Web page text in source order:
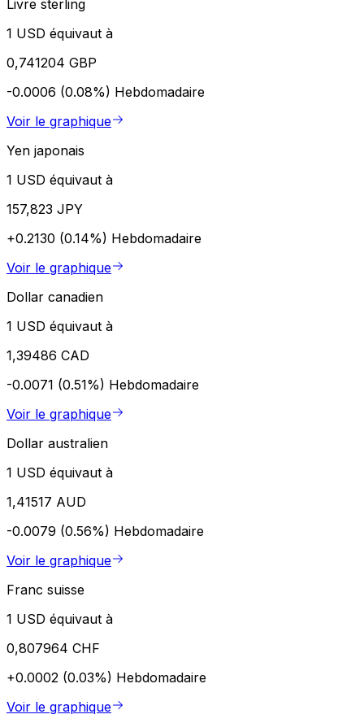
Livre sterling
1 USD équivaut à
0,741204 GBP
-0.0006 (0.08%) Hebdomadaire
Voir le graphique
Yen japonais
1 USD équivaut à
157,823 JPY
+0.2130 (0.14%) Hebdomadaire
Voir le graphique
Dollar canadien
1 USD équivaut à
1,39486 CAD
-0.0071 (0.51%) Hebdomadaire
Voir le graphique
Dollar australien
1 USD équivaut à
1,41517 AUD
-0.0079 (0.56%) Hebdomadaire
Voir le graphique
Franc suisse
1 USD équivaut à
0,807964 CHF
+0.0002 (0.03%) Hebdomadaire
Voir le graphique